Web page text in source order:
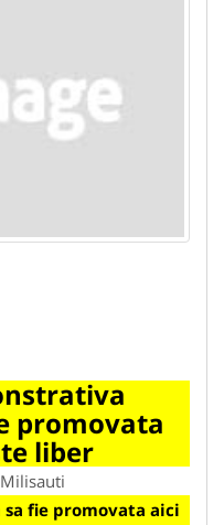
promovata
liber
fie promovata aici